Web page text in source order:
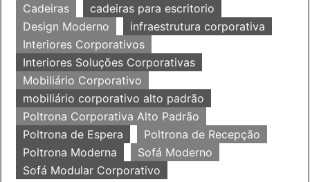
Cadeiras
cadeiras para escritorio
Design Moderno
infraestrutura corporativa
Interiores Corporativos
Interiores Soluções Corporativas
Mobiliário Corporativo
mobiliário corporativo alto padrão
Poltrona Corporativa Alto Padrão
Poltrona de Espera
Poltrona de Recepção
Poltrona Moderna
Sofá Moderno
Sofá Modular Corporativo